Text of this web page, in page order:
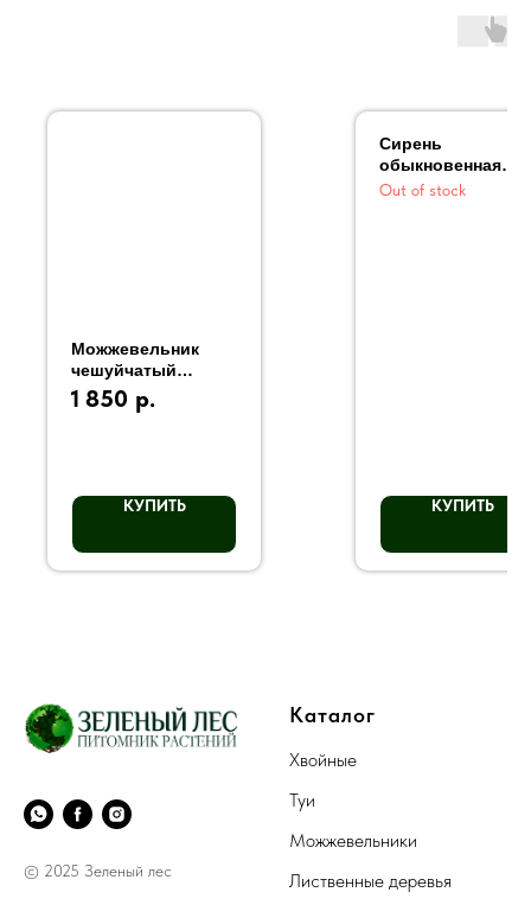
Можжевельник
чешуйчатый
Лодери
1 850 р.
КУПИТЬ
Сирень
обыкновенная
Маречал Ланнес
Out of stock
КУПИТЬ
© 2025 Зеленый лес
Каталог
Хвойные
Туи
Можжевельники
Лиственные деревья